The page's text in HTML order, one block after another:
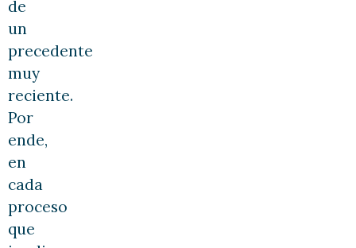
de
un
precedente
muy
reciente.
Por
ende,
en
cada
proceso
que